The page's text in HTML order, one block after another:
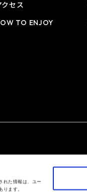
れた情報は、ユー
ます。
クセス
TO ENJOY